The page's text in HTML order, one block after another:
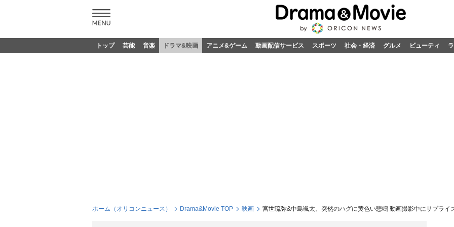
トップ 芸能 音楽 ドラマ&映画 アニメ&ゲーム 動画配信サービス スポーツ 社会・経済 グルメ ビューティ
ホーム（オリコンニュース） Drama&Movie TOP 映画 宮世琉弥&中島颯太、突然のハグに黄色い悲鳴 動画撮影中にサプライ